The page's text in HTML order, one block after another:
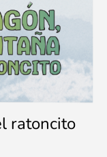
ratoncito